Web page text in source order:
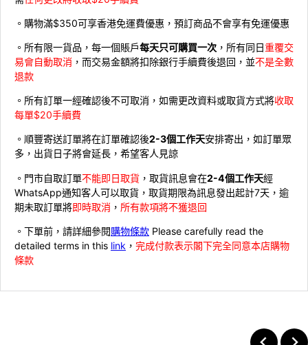
。購物滿$350可享香港免運費優惠，預訂商品不會享有免運優惠
。所有限一貨品，每一個賬戶每天只可購買一次 ，所有同日重覆交
易會自動取消 ，而交易金額將扣除銀行手續費後退回，並不是全數
退款
。所有訂單一經確認後不可取消，如需更改資料或取貨方式將收取
每單$20手續費
。順豐寄送訂單將在訂單確認後2-3個工作天安排寄出，如訂單眾
多，出貨日子將會延長，希望客人見諒
。門市自取訂單不能即日取貨 ，取貨訊息會在2-4個工作天經
WhatsApp通知客人可以取貨，取貨期限為訊息發出起計7天，逾
期未取訂單將即時取消 ， 所有款項將不獲退回
。下單前，請詳細參閱購物條款 Please carefully read the
detailed terms in this link ， 完成付款表示閣下完全同意本店購物
條款